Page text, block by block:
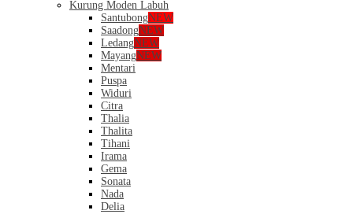
Kurung Moden Labuh
SantubongNEW
SaadongNEW
LedangNEW
MayangNEW
Mentari
Puspa
Widuri
Citra
Thalia
Thalita
Tihani
Irama
Gema
Sonata
Nada
Delia